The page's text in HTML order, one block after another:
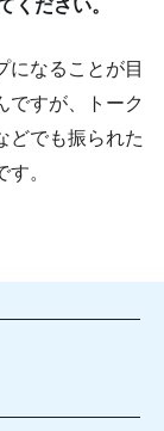
ください。
なることが目
ですが、トーク
どでも振られた
。